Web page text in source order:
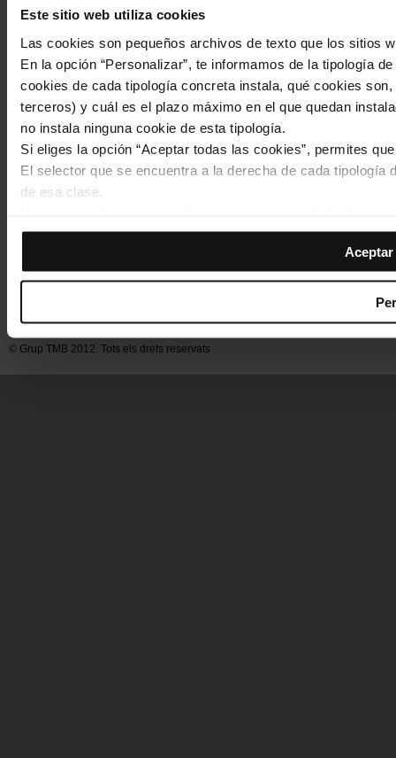
Este sitio web utiliza cookies
Las cookies son pequeños archivos de texto que los sitios
En la opción “Personalizar”, te informamos de la tipología
cookies de cada tipología concreta instala, qué cookies
terceros) y cuál es el plazo máximo en el que quedan
no instala ninguna cookie de esta tipología.
Si eliges la opción “Aceptar todas las cookies”, permites
El selector que se encuentra a la derecha de cada
de esa clase.
de la tipología que hayas seleccionado previamente. Te
permiten recordar tus opciones de navegación (como el
Las cookies necesarias son imprescindibles para el
Política de cookies
En cualquier momento de la navegación en esta web,
de cookies”, que encontrarás en el menú de la parte inferior
Footer
menu
© Grup TMB 2012. Tots els drets reservats